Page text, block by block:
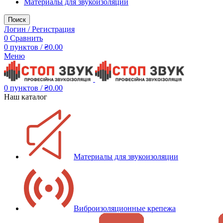
Материалы для звукоизоляции
Поиск
Логин / Регистрация
0 Сравнить
0 пунктов / ₴0.00
Меню
0 пунктов / ₴0.00
Наш каталог
Материалы для звукоизоляции
Виброизоляционные крепежа